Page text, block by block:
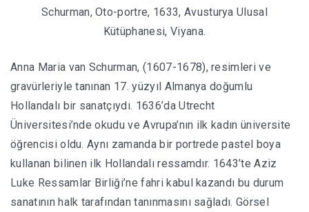
Schurman, Oto-portre, 1633, Avusturya Ulusal
Kütüphanesi, Viyana.
Anna Maria van Schurman, (1607-1678), resimleri ve
gravürleriyle tanınan 17. yüzyıl Almanya doğumlu
Hollandalı bir sanatçıydı. 1636’da Utrecht
Üniversitesi’nde okudu ve Avrupa’nın ilk kadın üniversite
öğrencisi oldu. Aynı zamanda bir portrede pastel boya
kullanan bilinen ilk Hollandalı ressamdır. 1643’te Aziz
Luke Ressamlar Birliği’ne fahri kabul kazandı bu durum
sanatının halk tarafından tanınmasını sağladı. Görsel